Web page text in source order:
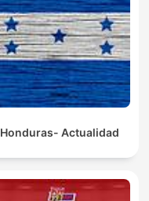
Honduras- Actualidad